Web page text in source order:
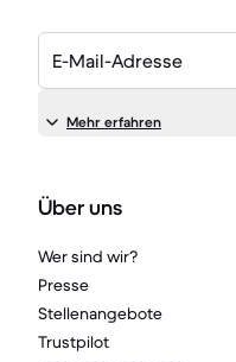
E-Mail-Adresse
Mehr erfahren
Über uns
Wer sind wir?
Presse
Stellenangebote
Trustpilot